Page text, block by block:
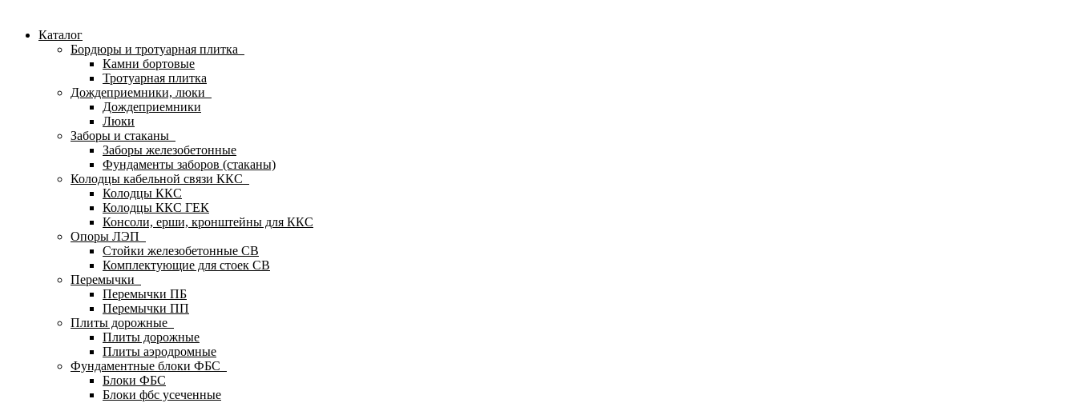
Каталог
Бордюры и тротуарная плитка
Камни бортовые
Тротуарная плитка
Дождеприемники, люки
Дождеприемники
Люки
Заборы и стаканы
Заборы железобетонные
Фундаменты заборов (стаканы)
Колодцы кабельной связи ККС
Колодцы ККС
Колодцы ККС ГЕК
Консоли, ерши, кронштейны для ККС
Опоры ЛЭП
Стойки железобетонные СВ
Комплектующие для стоек СВ
Перемычки
Перемычки ПБ
Перемычки ПП
Плиты дорожные
Плиты дорожные
Плиты аэродромные
Фундаментные блоки ФБС
Блоки ФБС
Блоки фбс усеченные